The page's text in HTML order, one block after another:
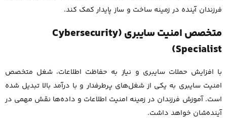
فرزندان آینده در زمینه ساخت و ساز پایدار کمک کند.
متخصص امنیت سایبری (Cybersecurity
Specialist)
با افزایش حملات سایبری و نیاز به حفاظت اطلاعات، شغل متخصص
امنیت سایبری به یکی از شغل‌های پرطرفدار و با درآمد بالا تبدیل شده
است. آموزش فرزندان در زمینه امنیت اطلاعات و داده‌ها نقش مهمی در
آینده‌شان خواهد داشت.